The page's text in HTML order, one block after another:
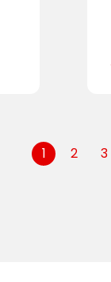
1 2 3